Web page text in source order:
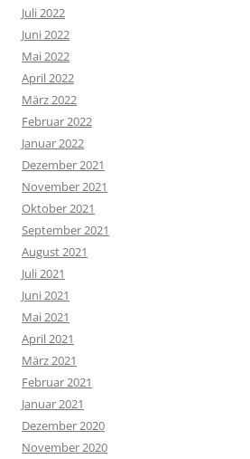
Juli 2022
Juni 2022
Mai 2022
April 2022
März 2022
Februar 2022
Januar 2022
Dezember 2021
November 2021
Oktober 2021
September 2021
August 2021
Juli 2021
Juni 2021
Mai 2021
April 2021
März 2021
Februar 2021
Januar 2021
Dezember 2020
November 2020